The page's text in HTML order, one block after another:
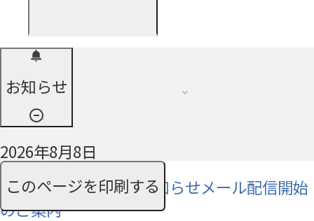
お知らせ
2026年8月8日
SMS利用料に関するお知らせメール配信開始
のご案内
このページを印刷する